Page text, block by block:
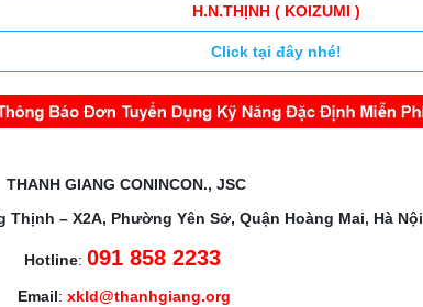
H.N.THỊNH ( KOIZUMI )
Click tại đây nhé!
THANH GIANG CONINCON., JSC
– X2A, Phường Yên Sở, Quận Hoàng Mai, Hà Nội
Hotline:091 858 2233
Email: xkld@thanhgiang.org